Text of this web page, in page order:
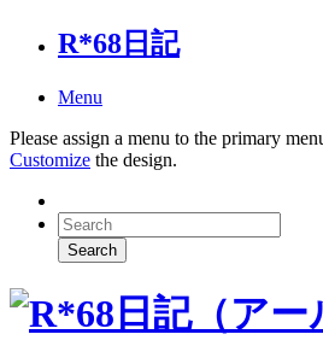
R*68日記
Menu
Please assign a menu to the primary
Customize the design.